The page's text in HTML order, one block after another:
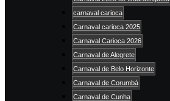
carnaval carioca
Carnaval carioca 2025
Carnaval Carioca 2026
Carnaval de Alegrete
Carnaval de Belo Horizonte
Carnaval de Corumbá
Carnaval de Cunha